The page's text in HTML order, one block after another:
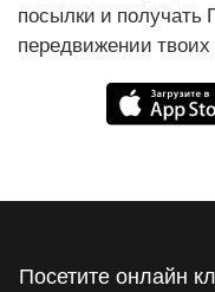
посылки и
передвижении твоих
Посетите онлайн